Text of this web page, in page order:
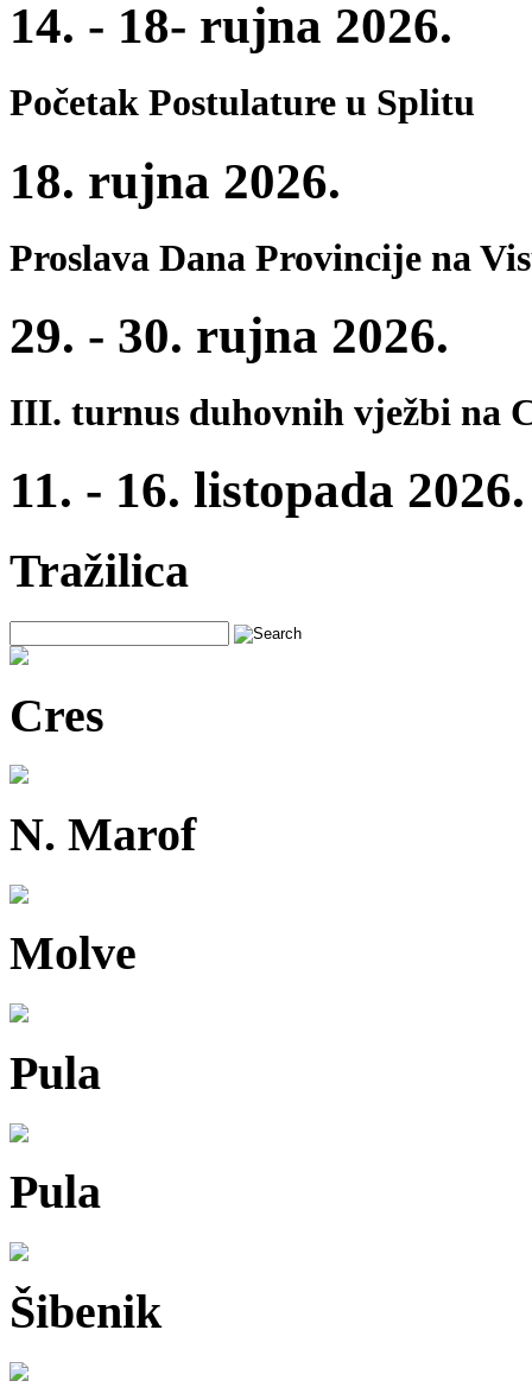
14. - 18- rujna 2026.
Početak Postulature u Splitu
18. rujna 2026.
Proslava Dana Provincije na
29. - 30. rujna 2026.
III. turnus duhovnih vježbi na
11. - 16. listopada 2026.
Tražilica
Cres
N. Marof
Molve
Pula
Pula
Šibenik